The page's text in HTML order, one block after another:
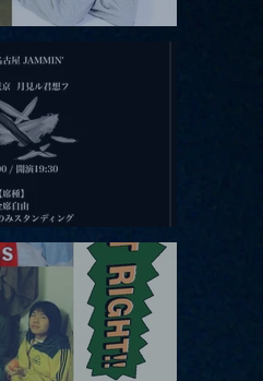
ロワンマン 「Ballad Box 2026」